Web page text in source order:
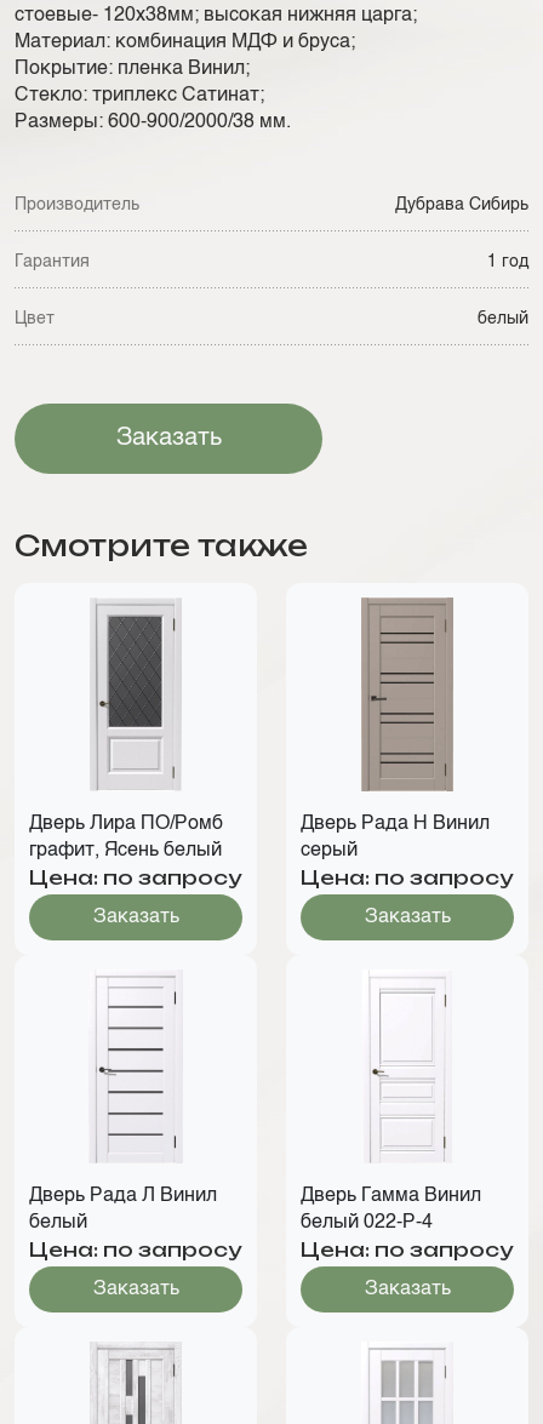
стоевые- 120х38мм; высокая нижняя царга;
Материал: комбинация МДФ и бруса;
Покрытие: пленка Винил;
Стекло: триплекс Сатинат;
Размеры: 600-900/2000/38 мм.
Производитель Дубрава Сибирь
Гарантия 1 год
Цвет белый
Заказать
Смотрите также
Дверь Лира ПО/Ромб
графит, Ясень белый
Цена: по запросу
Заказать
Дверь Рада Н Винил
серый
Цена: по запросу
Заказать
Дверь Рада Л Винил
белый
Цена: по запросу
Заказать
Дверь Гамма Винил
белый 022-Р-4
Цена: по запросу
Заказать